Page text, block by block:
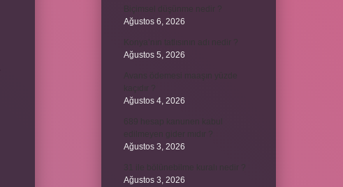
Ağustos 6, 2026
Ağustos 5, 2026
Ağustos 4, 2026
Ağustos 3, 2026
Ağustos 3, 2026